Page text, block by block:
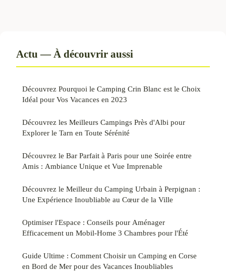
Actu — À découvrir aussi
Découvrez Pourquoi le Camping Crin Blanc est le Choix
Idéal pour Vos Vacances en 2023
Découvrez les Meilleurs Campings Près d'Albi pour
Explorer le Tarn en Toute Sérénité
Découvrez le Bar Parfait à Paris pour une Soirée entre
Amis : Ambiance Unique et Vue Imprenable
Découvrez le Meilleur du Camping Urbain à Perpignan :
Une Expérience Inoubliable au Cœur de la Ville
Optimiser l'Espace : Conseils pour Aménager
Efficacement un Mobil-Home 3 Chambres pour l'Été
Guide Ultime : Comment Choisir un Camping en Corse
en Bord de Mer pour des Vacances Inoubliables